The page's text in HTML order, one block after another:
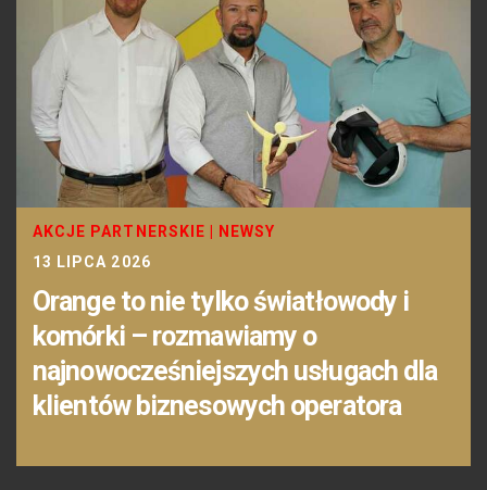
AKCJE PARTNERSKIE
NEWSY
13 LIPCA 2026
Orange to nie tylko światłowody i
komórki – rozmawiamy o
najnowocześniejszych usługach dla
klientów biznesowych operatora